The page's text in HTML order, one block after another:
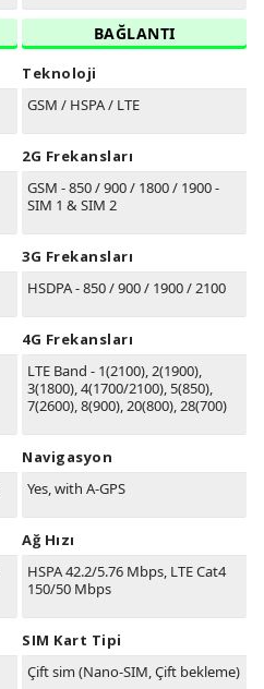
BAĞLANTI
Teknoloji
GSM / HSPA / LTE
2G Frekansları
GSM - 850 / 900 / 1800 / 1900 -
SIM 1 & SIM 2
3G Frekansları
HSDPA - 850 / 900 / 1900 / 2100
4G Frekansları
LTE Band - 1(2100), 2(1900),
3(1800), 4(1700/2100), 5(850),
7(2600), 8(900), 20(800), 28(700)
Navigasyon
Yes, with A-GPS
Ağ Hızı
HSPA 42.2/5.76 Mbps, LTE Cat4
150/50 Mbps
SIM Kart Tipi
Çift sim (Nano-SIM, Çift bekleme)